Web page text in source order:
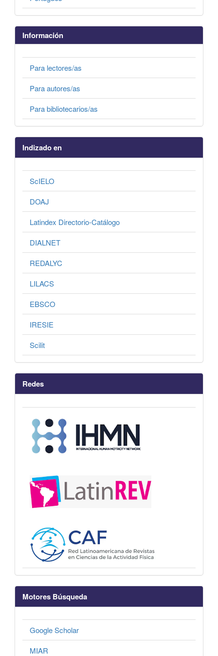
Información
Para lectores/as
Para autores/as
Para bibliotecarios/as
Indizado en
ScIELO
DOAJ
Latindex Directorio-Catálogo
DIALNET
REDALYC
LILACS
EBSCO
IRESIE
Scilit
Redes
Motores Búsqueda
Google Scholar
MIAR